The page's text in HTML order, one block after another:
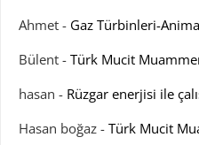
Ahmet - Gaz Türbinleri-
Bülent - Türk Mucit Muammer
hasan - Rüzgar enerjisi ile
Hasan boğaz - Türk Mucit